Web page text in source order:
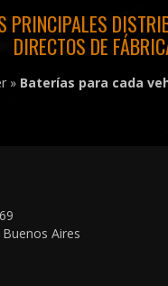
PRINCIPALES
DIRECTOS DE
» Baterías para cada
Aires